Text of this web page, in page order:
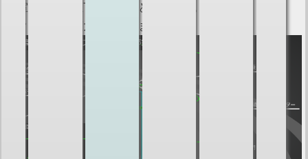
習室の位置は以下のとおりとなります。
（クリックで拡大表示できます）